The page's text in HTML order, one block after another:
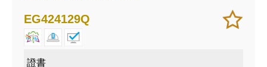
加
入/
儲存
課程
EG424129Q
證書